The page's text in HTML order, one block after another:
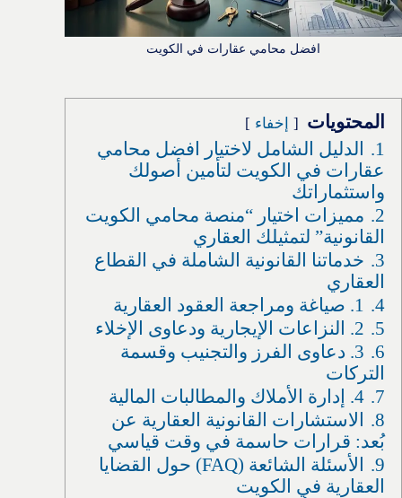
افضل محامي عقارات في الكويت
المحتويات إخفاء
1.
الدليل الشامل لاختيار افضل محامي
عقارات في الكويت لتأمين أصولك
واستثماراتك
2.
مميزات اختيار “منصة محامي الكويت
القانونية” لتمثيلك العقاري
3.
خدماتنا القانونية الشاملة في القطاع
العقاري
4.
1. صياغة ومراجعة العقود العقارية
5.
2. النزاعات الإيجارية ودعاوى الإخلاء
6.
3. دعاوى الفرز والتجنيب وقسمة
التركات
7. 4. إدارة الأملاك والمطالبات المالية
8.
الاستشارات القانونية العقارية عن
بُعد: قرارات حاسمة في وقت قياسي
9.
الأسئلة الشائعة (FAQ) حول القضايا
العقارية في الكويت